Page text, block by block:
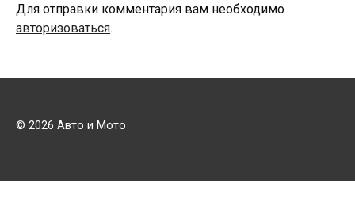
Для отправки комментария вам необходимо
авторизоваться.
© 2026 Авто и Мото